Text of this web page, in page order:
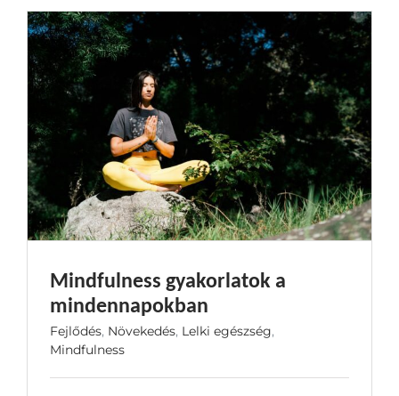
Mindfulness gyakorlatok a
mindennapokban
Fejlődés, Növekedés, Lelki egészség,
Mindfulness